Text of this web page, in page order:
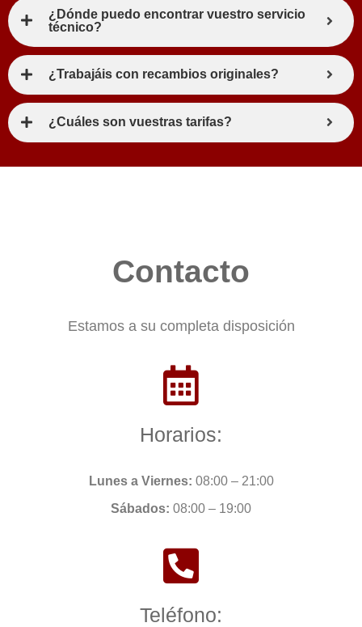
¿Dónde puedo encontrar vuestro servicio
técnico?
¿Trabajáis con recambios originales?
¿Cuáles son vuestras tarifas?
Contacto
Estamos a su completa disposición
Horarios:
Lunes a Viernes: 08:00 – 21:00
Sábados: 08:00 – 19:00
Teléfono: